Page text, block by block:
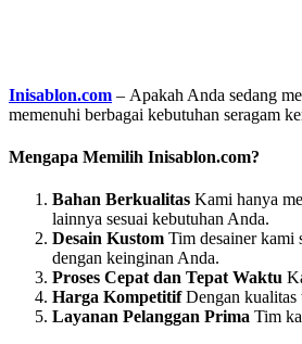
Inisablon.com – Apakah Anda sedang
memenuhi berbagai kebutuhan seragam
Mengapa Memilih Inisablon.com?
Bahan Berkualitas Kami hanya
lainnya sesuai kebutuhan Anda.
Desain Kustom Tim desainer kami
dengan keinginan Anda.
Proses Cepat dan Tepat Waktu
Harga KompetitifDengan kualitas
Layanan Pelanggan Prima Tim